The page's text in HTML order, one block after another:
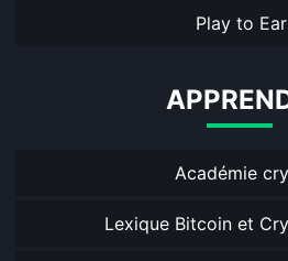
Play to
Académie
Lexique Bitcoin et